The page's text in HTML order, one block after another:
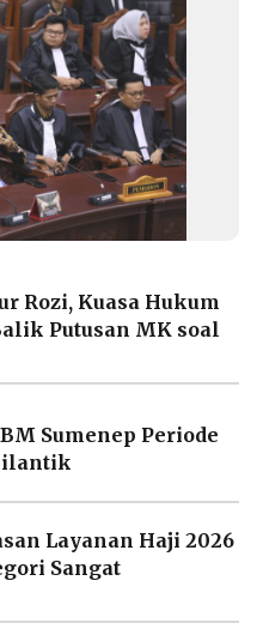
Rozi, Kuasa Hukum
Putusan MK soal
Sumenep Periode
Layanan Haji 2026
Sangat